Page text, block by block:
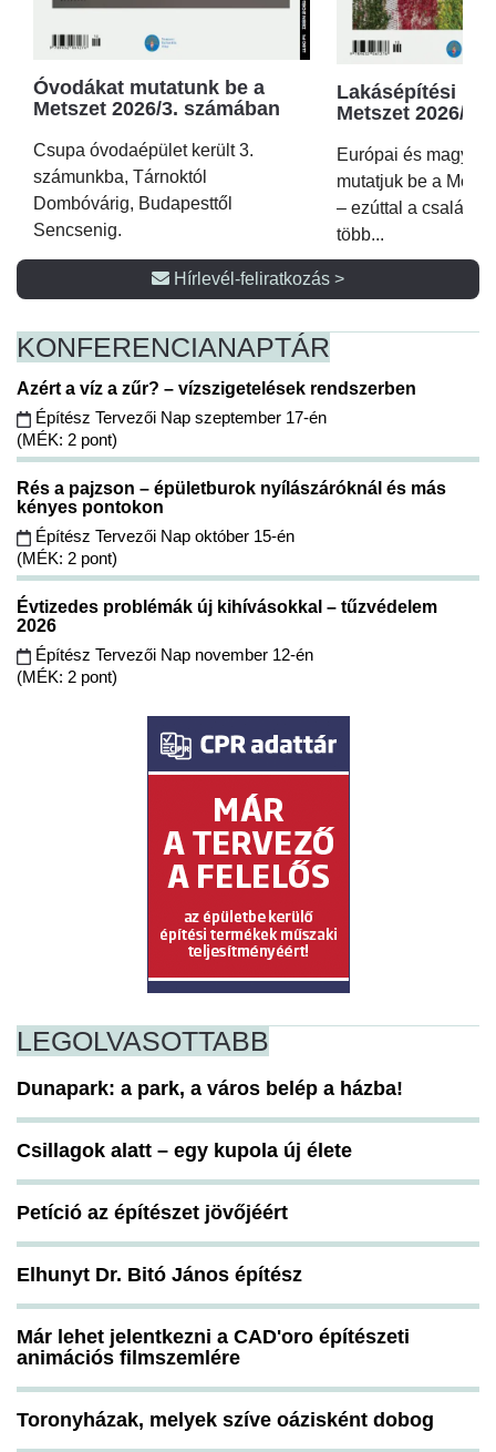
Óvodákat mutatunk be a
Metszet 2026/3. számában
Csupa óvodaépület került 3.
számunkba, Tárnoktól
Dombóvárig, Budapesttől
Sencsenig.
Lakásépítési
Metszet 2026/2.
Európai és magyar
mutatjuk be a
– ezúttal a családi
több...
Hírlevél-feliratkozás >
KONFERENCIANAPTÁR
Azért a víz a zűr? – vízszigetelések rendszerben
Építész Tervezői Nap szeptember 17-én
(MÉK: 2 pont)
Rés a pajzson – épületburok nyílászáróknál és más
kényes pontokon
Építész Tervezői Nap október 15-én
(MÉK: 2 pont)
Évtizedes problémák új kihívásokkal – tűzvédelem
2026
Építész Tervezői Nap november 12-én
(MÉK: 2 pont)
LEGOLVASOTTABB
Dunapark: a park, a város belép a házba!
Csillagok alatt – egy kupola új élete
Petíció az építészet jövőjéért
Elhunyt Dr. Bitó János építész
Már lehet jelentkezni a CAD'oro építészeti
animációs filmszemlére
Toronyházak, melyek szíve oázisként dobog